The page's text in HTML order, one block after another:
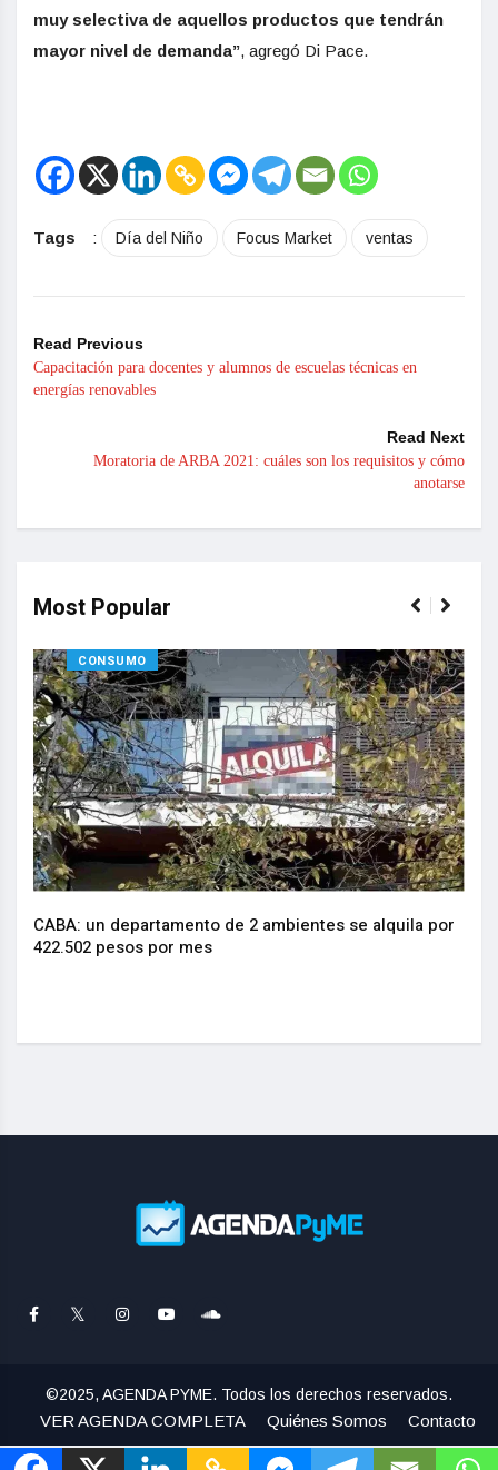
muy selectiva de aquellos productos que tendrán
mayor nivel de demanda”, agregó Di Pace.
Tags : Día del Niño Focus Market ventas
Read Previous
Capacitación para docentes y alumnos de escuelas técnicas en
energías renovables
Read Next
Moratoria de ARBA 2021: cuáles son los requisitos y cómo
anotarse
Most Popular
CONSUMO
CABA: un departamento de 2 ambientes se alquila por
422.502 pesos por mes
©2025, AGENDA PYME. Todos los derechos reservados.
VER AGENDA COMPLETA Quiénes Somos Contacto